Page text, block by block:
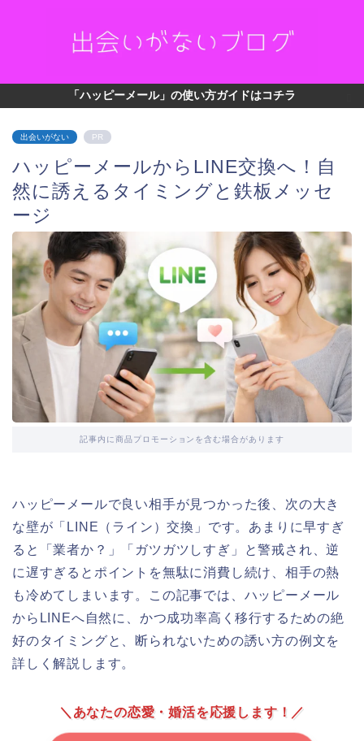
「ハッピーメール」の使い方ガイドはコチラ
出会いがない PR
ハッピーメールからLINE交換へ！自
然に誘えるタイミングと鉄板メッセ
ージ
記事内に商品プロモーションを含む場合があります
ハッピーメールで良い相手が見つかった後、次の大き
な壁が「LINE（ライン）交換」です。あまりに早すぎ
ると「業者か？」「ガツガツしすぎ」と警戒され、逆
に遅すぎるとポイントを無駄に消費し続け、相手の熱
も冷めてしまいます。この記事では、ハッピーメール
からLINEへ自然に、かつ成功率高く移行するための絶
好のタイミングと、断られないための誘い方の例文を
詳しく解説します。
＼あなたの恋愛・婚活を応援します！／